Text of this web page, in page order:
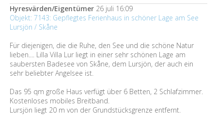
Hyresvärden/Eigentümer 26 juli 16:09
Objekt: 7143: Gepflegtes Ferienhaus in schöner Lage am See
Lursjön / Skåne
Für diejenigen, die die Ruhe, den See und die schöne Natur
lieben.... Lilla Villa Lur liegt in einer sehr schönen Lage am
saubersten Badesee von Skåne, dem Lursjön, der auch ein
sehr beliebter Angelsee ist.
Das 95 qm große Haus verfügt über 6 Betten, 2 Schlafzimmer.
Kostenloses mobiles Breitband.
Lursjön liegt 20 m von der Grundstücksgrenze entfernt.